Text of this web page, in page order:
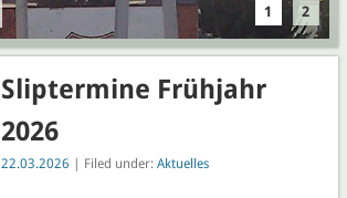
1 2
Sliptermine Frühjahr
2026
22.03.2026 | Filed under: Aktuelles